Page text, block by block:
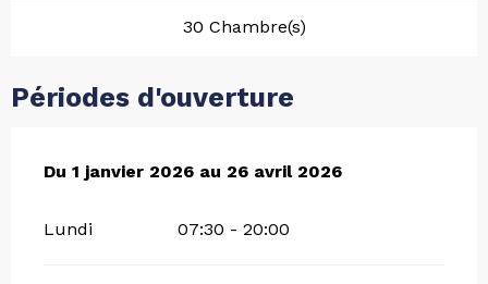
30 Chambre(s)
Périodes d'ouverture
Du 1 janvier 2026 au 26 avril 2026
Du 1 janvier 2026 au 26 avril 2026
Lundi 07:30 - 20:00